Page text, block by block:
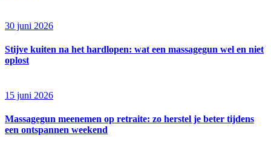
30 juni 2026
Stijve kuiten na het hardlopen: wat een massagegun wel en niet
oplost
15 juni 2026
Massagegun meenemen op retraite: zo herstel je beter tijdens
een ontspannen weekend